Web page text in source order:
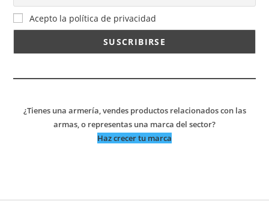
Acepto la política de privacidad
¿Tienes una armería, vendes productos relacionados con las
armas, o representas una marca del sector?
Haz crecer tu marca